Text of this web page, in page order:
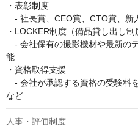
・表彰制度
- 社長賞、CEO賞、CTO賞、新
・LOCKER制度（備品貸し出し制
- 会社保有の撮影機材や最新の
能
・資格取得支援
- 会社が承認する資格の受験料
など
人事・評価制度